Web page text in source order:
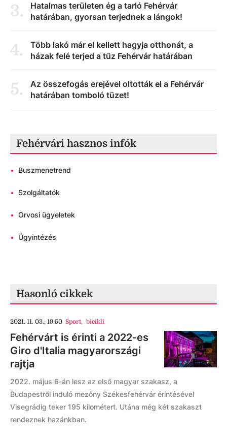
3.
Hatalmas területen ég a tarló Fehérvár
határában, gyorsan terjednek a lángok!
4.
Több lakó már el kellett hagyja otthonát, a
házak felé terjed a tűz Fehérvár határában
5.
Az összefogás erejével oltották el a Fehérvár
határában tomboló tüzet!
Fehérvári hasznos infók
• Buszmenetrend
• Szolgáltatók
• Orvosi ügyeletek
• Ügyintézés
Hasonló cikkek
2021. 11. 03., 19:50 Sport, bicikli
Fehérvárt is érinti a 2022-es
Giro d'Italia magyarországi
rajtja
2022. május 6-án lesz az első magyar szakasz, a
Budapestről induló mezőny Székesfehérvár érintésével
Visegrádig teker 195 kilométert. Utána még két szakaszt
rendeznek hazánkban.